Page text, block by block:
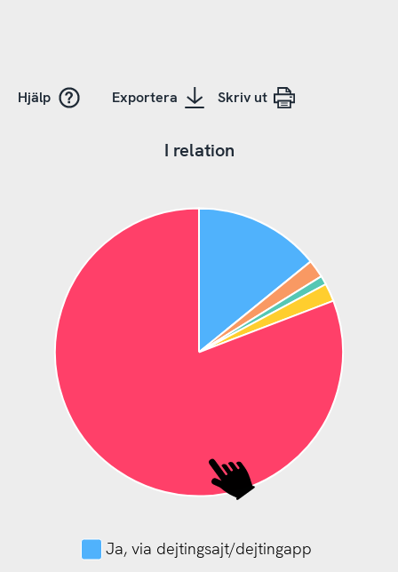
Hjälp Exportera Skriv ut
I relation
Ja, via dejtingsajt/dejtingapp